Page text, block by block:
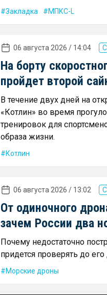
Закладка МПКС-L
06 августа 2026 / 14:04
На борту
пройдет второй
В течение двух дней на
«Котлин» во время
тренировок для
образа жизни.
Котлин
06 августа 2026 / 13:02
От одиночного
зачем России два
Почему недостаточно
придется проверять до
Морские дроны